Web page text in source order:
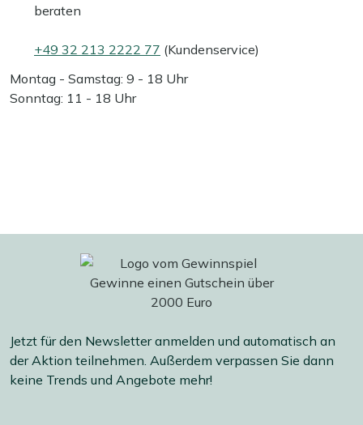
beraten
+49 32 213 2222 77 (Kundenservice)
Montag - Samstag: 9 - 18 Uhr
Sonntag: 11 - 18 Uhr
Jetzt für den Newsletter anmelden und automatisch an
der Aktion teilnehmen. Außerdem verpassen Sie dann
keine Trends und Angebote mehr!